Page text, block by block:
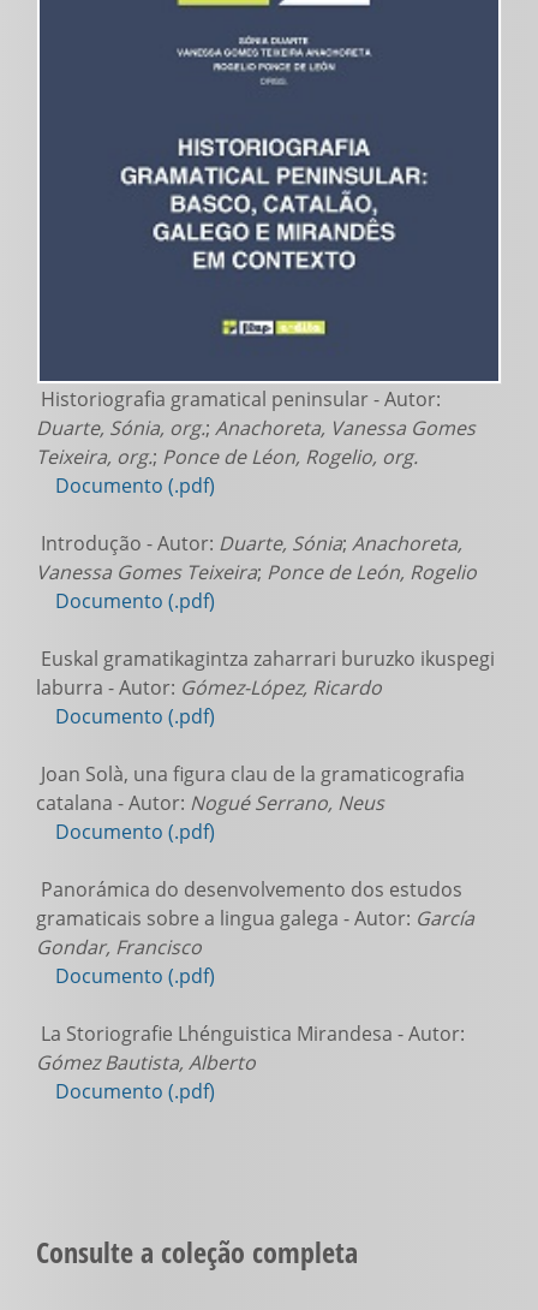
Historiografia gramatical peninsular - Autor:
Duarte, Sónia, org.; Anachoreta, Vanessa Gomes
Teixeira, org.; Ponce de Léon, Rogelio, org.
Documento (.pdf)
Introdução - Autor: Duarte, Sónia; Anachoreta,
Vanessa Gomes Teixeira; Ponce de León, Rogelio
Documento (.pdf)
Euskal gramatikagintza zaharrari buruzko ikuspegi
laburra - Autor: Gómez-López, Ricardo
Documento (.pdf)
Joan Solà, una figura clau de la gramaticografia
catalana - Autor: Nogué Serrano, Neus
Documento (.pdf)
Panorámica do desenvolvemento dos estudos
gramaticais sobre a lingua galega - Autor: García
Gondar, Francisco
Documento (.pdf)
La Storiografie Lhénguistica Mirandesa - Autor:
Gómez Bautista, Alberto
Documento (.pdf)
Consulte a coleção completa